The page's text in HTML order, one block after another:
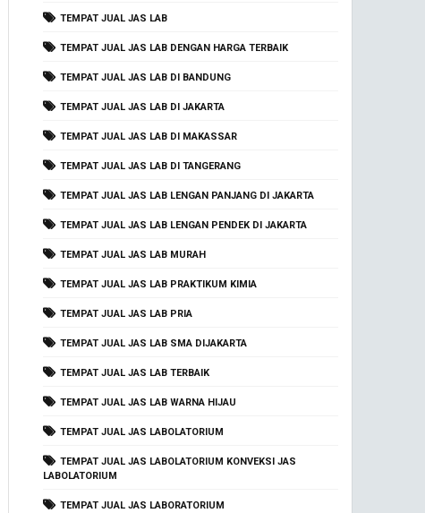
TEMPAT JUAL JAS LAB
TEMPAT JUAL JAS LAB DENGAN HARGA TERBAIK
TEMPAT JUAL JAS LAB DI BANDUNG
TEMPAT JUAL JAS LAB DI JAKARTA
TEMPAT JUAL JAS LAB DI MAKASSAR
TEMPAT JUAL JAS LAB DI TANGERANG
TEMPAT JUAL JAS LAB LENGAN PANJANG DI JAKARTA
TEMPAT JUAL JAS LAB LENGAN PENDEK DI JAKARTA
TEMPAT JUAL JAS LAB MURAH
TEMPAT JUAL JAS LAB PRAKTIKUM KIMIA
TEMPAT JUAL JAS LAB PRIA
TEMPAT JUAL JAS LAB SMA DIJAKARTA
TEMPAT JUAL JAS LAB TERBAIK
TEMPAT JUAL JAS LAB WARNA HIJAU
TEMPAT JUAL JAS LABOLATORIUM
TEMPAT JUAL JAS LABOLATORIUM KONVEKSI JAS
LABOLATORIUM
TEMPAT JUAL JAS LABORATORIUM